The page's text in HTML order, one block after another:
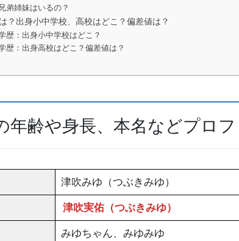
弟姉妹はいるの？
？出身小中学校、高校はどこ？偏差値は？
歴：出身小中学校はどこ？
歴：出身高校はどこ？偏差値は？
年齢や身長、本名などプロフ
津吹みゆ（つぶきみゆ）
津吹実佑（つぶきみゆ）
みゆちゃん、みゆみゆ